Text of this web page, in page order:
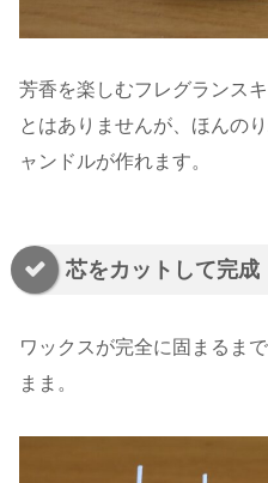
芳香を楽しむフレグランス
とはありませんが、ほんの
ャンドルが作れます。
芯をカットして完成
ワックスが完全に固まるま
まま。